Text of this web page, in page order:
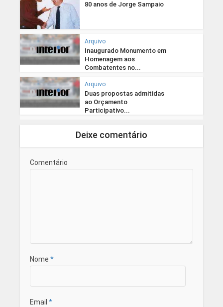
80 anos de Jorge Sampaio
Arquivo
Inaugurado Monumento em
Homenagem aos
Combatentes no...
Arquivo
Duas propostas admitidas
ao Orçamento
Participativo...
Deixe comentário
Comentário
Nome *
Email *